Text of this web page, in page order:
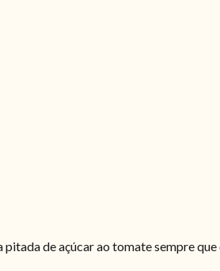
pitada de açúcar ao tomate sempre